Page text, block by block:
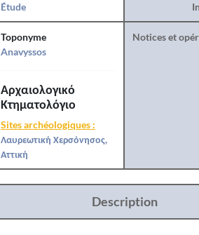
Étude
Toponyme
Anavyssos
Αρχαιολογικό
Κτηματολόγιο
Sites archéologiques :
Λαυρεωτική Χερσόνησος,
Αττική
Notices et
Description